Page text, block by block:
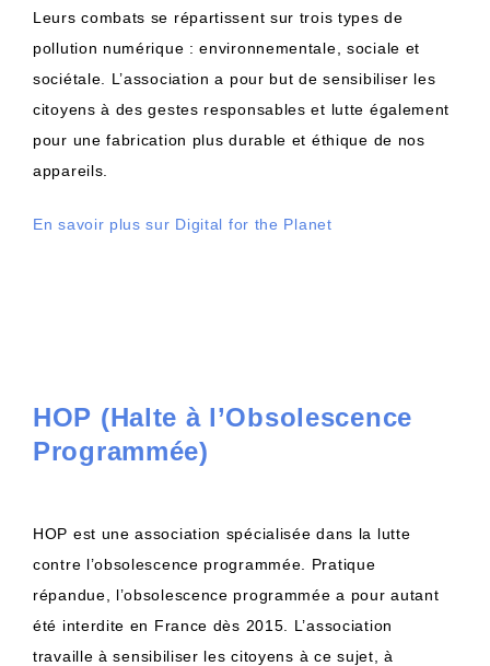
Leurs combats se répartissent sur trois types de
pollution numérique : environnementale, sociale et
sociétale. L’association a pour but de sensibiliser les
citoyens à des gestes responsables et lutte également
pour une fabrication plus durable et éthique de nos
appareils.
En savoir plus sur Digital for the Planet
HOP (Halte à l’Obsolescence
Programmée)
HOP est une association spécialisée dans la lutte
contre l’obsolescence programmée. Pratique
répandue, l’obsolescence programmée a pour autant
été interdite en France dès 2015. L’association
travaille à sensibiliser les citoyens à ce sujet, à